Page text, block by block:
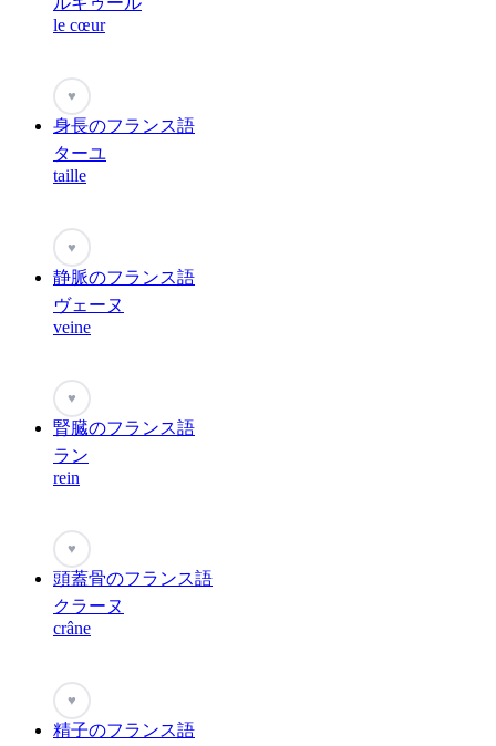
le cœur
♥
身長のフランス語
ターユ
taille
♥
静脈のフランス語
ヴェーヌ
veine
♥
腎臓のフランス語
ラン
rein
♥
頭蓋骨のフランス語
クラーヌ
crâne
♥
精子のフランス語